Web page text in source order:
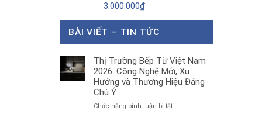
3.000.000₫
BÀI VIẾT – TIN TỨC
Thị Trường Bếp Từ Việt Nam
2026: Công Nghệ Mới, Xu
Hướng và Thương Hiệu Đáng
Chú Ý
Chức năng bình luận bị tắtở